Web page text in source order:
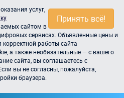
Принять всё!
услуг,
сайтом в
сервисах. Объявленные цены и
работы сайта
а также необязательные — с вашего
сайта, вы соглашаетесь с
вы не согласны, пожалуйста,
браузера.